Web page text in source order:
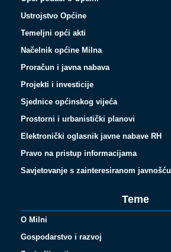
Ustrojstvo Općine
Temeljni opći akti
Načelnik općine Milna
Proračun i javna nabava
Projekti i investicije
Sjednice općinskog vijeća
Prostorni i urbanistički planovi
Elektronički oglasnik javne nabave RH
Pravo na pristup informacijama
Savjetovanje s zainteresiranom javnošću
Teme
O Milni
Gospodarstvo i razvoj